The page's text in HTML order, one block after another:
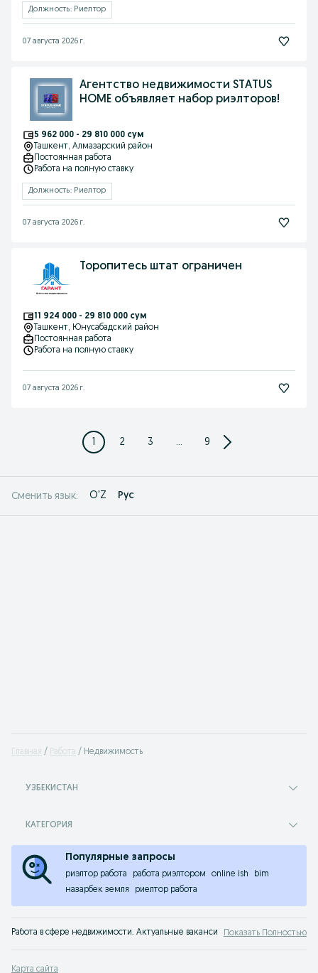
Должность: Риелтор
07 августа 2026 г.
Агентство недвижимости STATUS
HOME объявляет набор риэлторов!
5 962 000 - 29 810 000 сум
Ташкент, Алмазарский район
Постоянная работа
Работа на полную ставку
Должность: Риелтор
07 августа 2026 г.
Торопитесь штат ограничен
11 924 000 - 29 810 000 сум
Ташкент, Юнусабадский район
Постоянная работа
Работа на полную ставку
07 августа 2026 г.
1 2 3 ... 9
Сменить язык: O'Z Рус
Главная Работа Недвижимость
УЗБЕКИСТАН
КАТЕГОРИЯ
Популярные запросы
риэлтор работа работа риэлтором online ish
bim
назарбек земля
риелтор работа
Работа в сфере недвижимости. Актуальные вакансии риэлторских
Показать Полностью
Карта сайта